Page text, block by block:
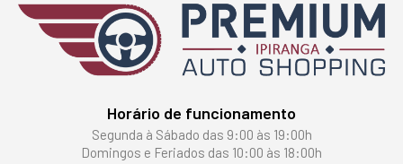
Horário de funcionamento
Segunda à Sábado das 9:00 às 19:00h
Domingos e Feriados das 10:00 às 18:00h